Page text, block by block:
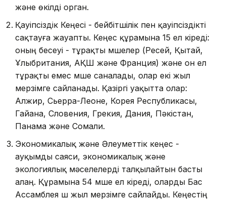
және өкілді орган.
Қауіпсіздік Кеңесі - бейбітшілік пен қауіпсіздікті
сақтауға жауапты. Кеңес құрамына 15 ел кіреді:
оның бесеуі - тұрақты мүшелер (Ресей, Қытай,
Ұлыбритания, АҚШ және Франция) және он ел
тұрақты емес мүше саналады, олар екі жыл
мерзімге сайланады. Қазіргі уақытта олар:
Алжир, Сьерра-Леоне, Корея Республикасы,
Гайана, Словения, Грекия, Дания, Пәкістан,
Панама және Сомали.
Экономикалық және Әлеуметтік кеңес -
ауқымды саяси, экономикалық және
экологиялық мәселелерді талқылайтын басты
алаң. Құрамына 54 мүше ел кіреді, оларды Бас
Ассамблея үш жыл мерзімге сайлайды. Кеңестің